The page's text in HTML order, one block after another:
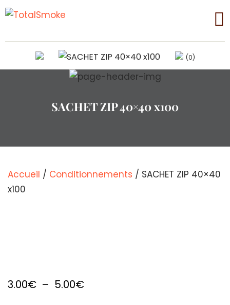
(0)
SACHET ZIP 40×40 x100
Accueil / Conditionnements / SACHET ZIP 40×40
x100
3.00€ – 5.00€Plage